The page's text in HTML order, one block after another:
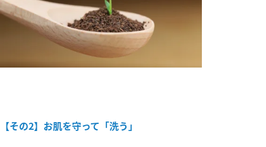
【その2】お肌を守って「洗う」